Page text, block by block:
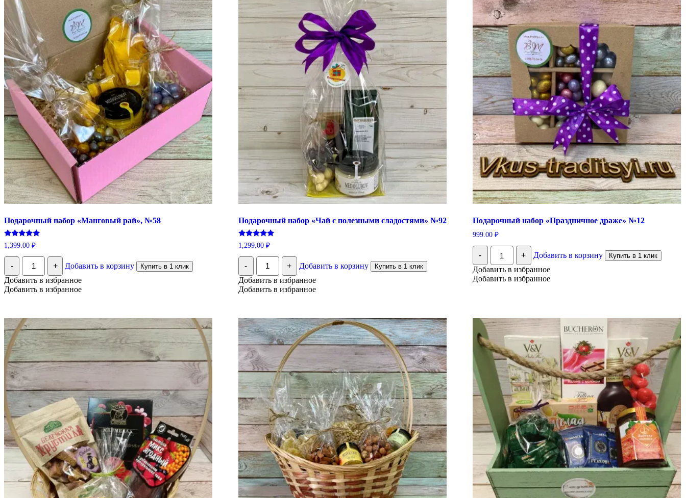
Подарочный набор «Манговый рай», №58
Оценка
5.00
из 5
1,399.00 ₽
-
Количество
Подарочный
набор
"Манговый
рай",
+ Добавить в корзину Купить в 1 клик
Добавить в избранное
Добавить в избранное
Подарочный набор «Чай с полезными сладостями» №92
Оценка
5.00
из 5
1,299.00 ₽
-
Количество
Подарочный
набор
"Чай
с
№92
+ Добавить в корзину Купить в 1 клик
Добавить в избранное
Добавить в избранное
Подарочный набор «Праздничное драже» №12
999.00 ₽
-
Количество
Подарочный
набор
"Праздничное
драже"
+ Добавить в корзину Купить в 1 клик
Добавить в избранное
Добавить в избранное